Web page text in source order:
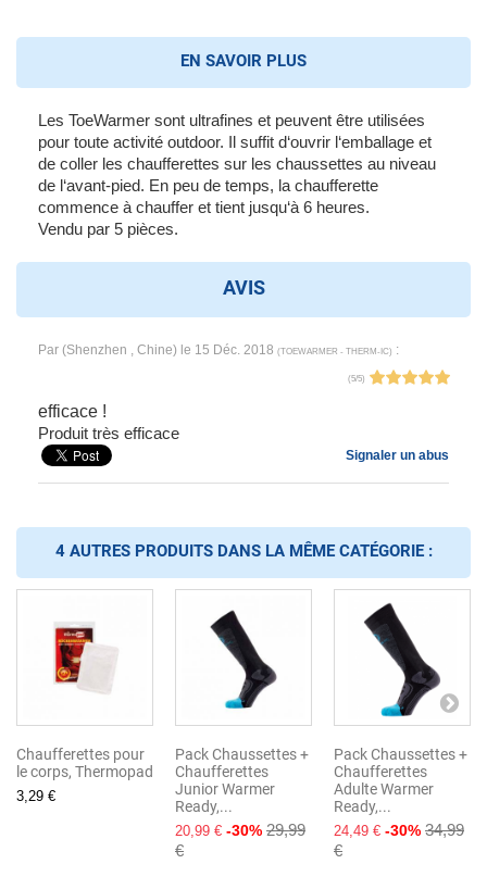
EN SAVOIR PLUS
Les ToeWarmer sont ultrafines et peuvent être utilisées
pour toute activité outdoor. Il suffit d‘ouvrir l‘emballage et
de coller les chaufferettes sur les chaussettes au niveau
de l‘avant-pied. En peu de temps, la chaufferette
commence à chauffer et tient jusqu‘à 6 heures.
Vendu par 5 pièces.
AVIS
Par (Shenzhen , Chine) le 15 Déc. 2018 (TOEWARMER - THERM-IC) :
(5/5)
efficace !
Produit très efficace
Signaler un abus
4 AUTRES PRODUITS DANS LA MÊME CATÉGORIE :
Chaufferettes pour
le corps, Thermopad
3,29 €
Pack Chaussettes +
Chaufferettes
Junior Warmer
Ready,...
20,99 € -30% 29,99
€
Pack Chaussettes +
Chaufferettes
Adulte Warmer
Ready,...
24,49 € -30% 34,99
€